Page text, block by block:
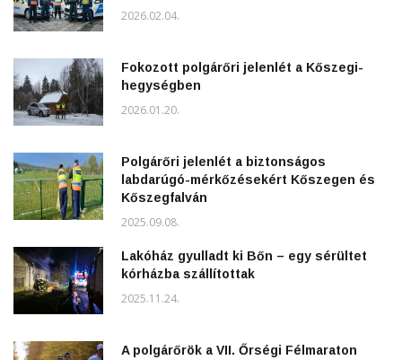
2026.02.04.
Fokozott polgárőri jelenlét a Kőszegi-
hegységben
2026.01.20.
Polgárőri jelenlét a biztonságos
labdarúgó-mérkőzésekért Kőszegen és
Kőszegfalván
2025.09.08.
Lakóház gyulladt ki Bőn – egy sérültet
kórházba szállítottak
2025.11.24.
A polgárőrök a VII. Őrségi Félmaraton